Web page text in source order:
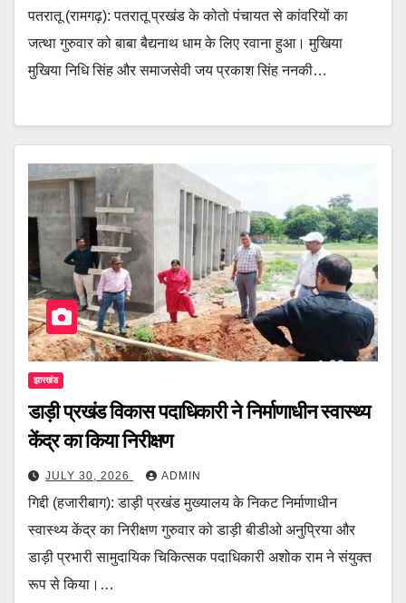
पतरातू (रामगढ़): पतरातू प्रखंड के कोतो पंचायत से कांवरियों का
जत्था गुरुवार को बाबा बैद्यनाथ धाम के लिए रवाना हुआ। मुखिया
मुखिया निधि सिंह और समाजसेवी जय प्रकाश सिंह ननकी…
झारखंड
डाड़ी प्रखंड विकास पदाधिकारी ने निर्माणाधीन स्वास्थ्य
केंद्र का किया निरीक्षण
JULY 30, 2026 ADMIN
गिद्दी (हजारीबाग): डाड़ी प्रखंड मुख्यालय के निकट निर्माणाधीन
स्वास्थ्य केंद्र का निरीक्षण गुरुवार को डाड़ी बीडीओ अनुप्रिया और
डाड़ी प्रभारी सामुदायिक चिकित्सक पदाधिकारी अशोक राम ने संयुक्त
रूप से किया।…